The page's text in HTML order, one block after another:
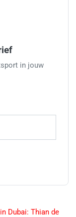
in jouw
Dubai: Thian de